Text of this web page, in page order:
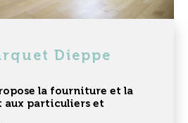
Dieppe
la fourniture et la
aux particuliers et